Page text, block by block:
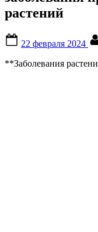
растений
on
22 февраля 2024
**Заболевания